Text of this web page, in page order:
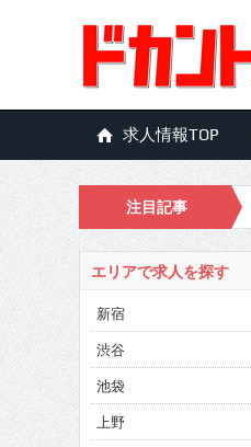
求人情報TOP
注目記事
エリアで求人を探す
新宿
渋谷
池袋
上野